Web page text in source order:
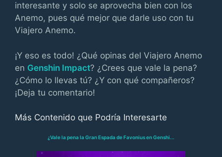
interesante y solo se aprovecha bien con los
Anemo, pues qué mejor que darle uso con tu
Viajero Anemo.
¡Y eso es todo! ¿Qué opinas del Viajero Anemo
en Genshin Impact? ¿Crees que vale la pena?
¿Cómo lo llevas tú? ¿Y con qué compañeros?
¡Deja tu comentario!
Más Contenido que Podría Interesarte
¿Vale la pena la Gran Espada de Favonius en Genshi...